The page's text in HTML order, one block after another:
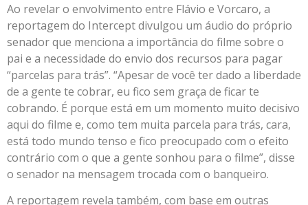
Ao revelar o envolvimento entre Flávio e Vorcaro, a
reportagem do Intercept divulgou um áudio do próprio
senador que menciona a importância do filme sobre o
pai e a necessidade do envio dos recursos para pagar
“parcelas para trás”. “Apesar de você ter dado a liberdade
de a gente te cobrar, eu fico sem graça de ficar te
cobrando. É porque está em um momento muito decisivo
aqui do filme e, como tem muita parcela para trás, cara,
está todo mundo tenso e fico preocupado com o efeito
contrário com o que a gente sonhou para o filme”, disse
o senador na mensagem trocada com o banqueiro.
A reportagem revela também, com base em outras